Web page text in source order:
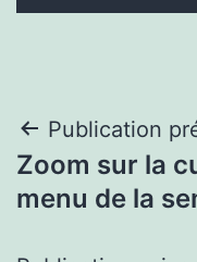
de
Publication
Zoom sur la
menu de la